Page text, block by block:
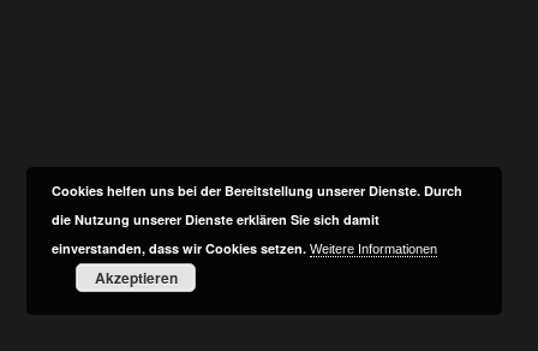
Cookies helfen uns bei der Bereitstellung unserer Dienste. Durch
die Nutzung unserer Dienste erklären Sie sich damit
einverstanden, dass wir Cookies setzen.Weitere Informationen
Akzeptieren